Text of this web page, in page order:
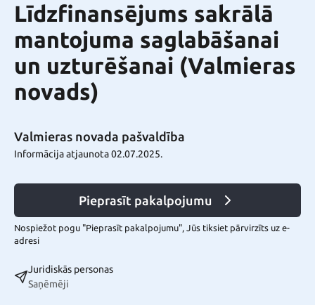
Līdzfinansējums sakrālā
mantojuma saglabāšanai
un uzturēšanai (Valmieras
novads)
Valmieras novada pašvaldība
Informācija atjaunota 02.07.2025.
Pieprasīt pakalpojumu
Nospiežot pogu "Pieprasīt pakalpojumu", Jūs tiksiet pārvirzīts uz e-
adresi
Juridiskās personas
Saņēmēji